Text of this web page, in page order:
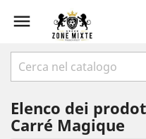

Elenco dei
Carré Magique